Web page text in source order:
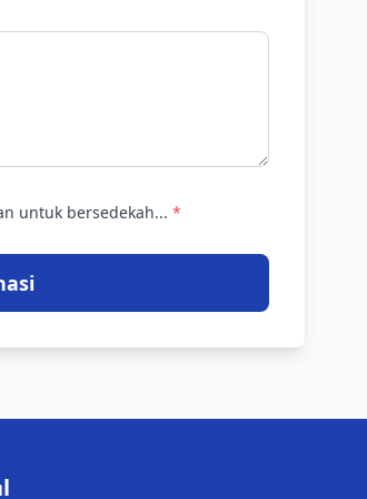
untuk bersedekah... *